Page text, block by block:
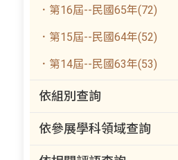
．第16屆--民國65年(72)
．第15屆--民國64年(52)
．第14屆--民國63年(53)
依組別查詢
依參展學科領域查詢